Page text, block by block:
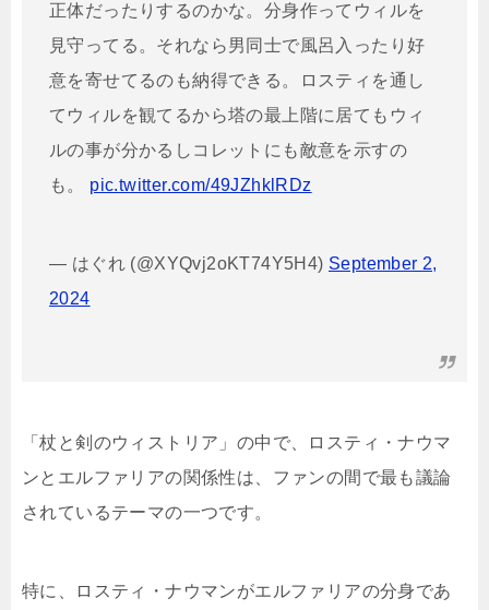
正体だったりするのかな。分身作ってウィルを
見守ってる。それなら男同士で風呂入ったり好
意を寄せてるのも納得できる。ロスティを通し
てウィルを観てるから塔の最上階に居てもウィ
ルの事が分かるしコレットにも敵意を示すの
も。 pic.twitter.com/49JZhklRDz
— はぐれ (@XYQvj2oKT74Y5H4) September 2,
2024
「杖と剣のウィストリア」の中で、ロスティ・ナウマ
ンとエルファリアの関係性は、ファンの間で最も議論
されているテーマの一つです。
特に、ロスティ・ナウマンがエルファリアの分身であ